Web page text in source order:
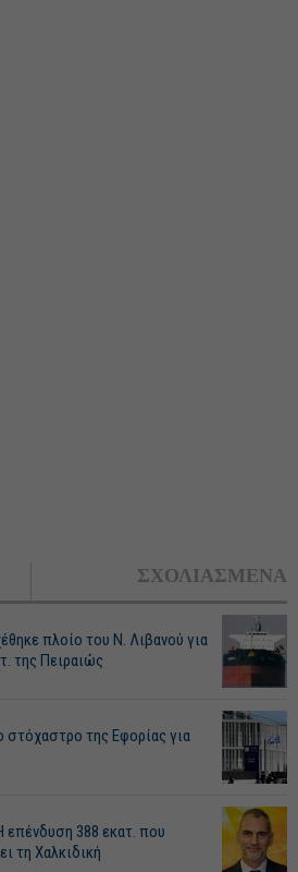
ΣΧΟΛΙΑΣΜΕΝΑ
πλοίο του Ν. Λιβανού για
της Πειραιώς
στόχαστρο της Εφορίας για
επένδυση 388 εκατ. που
τη Χαλκιδική